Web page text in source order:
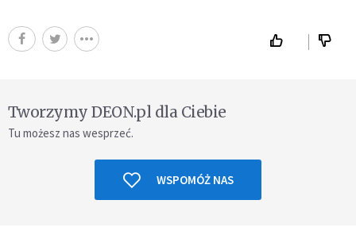
Tworzymy DEON.pl dla Ciebie
Tu możesz nas wesprzeć.
WSPOMÓŻ NAS